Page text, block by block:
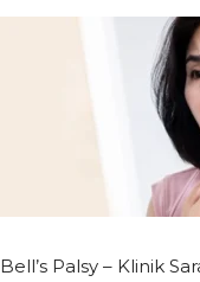
Bell’s Palsy – Klinik